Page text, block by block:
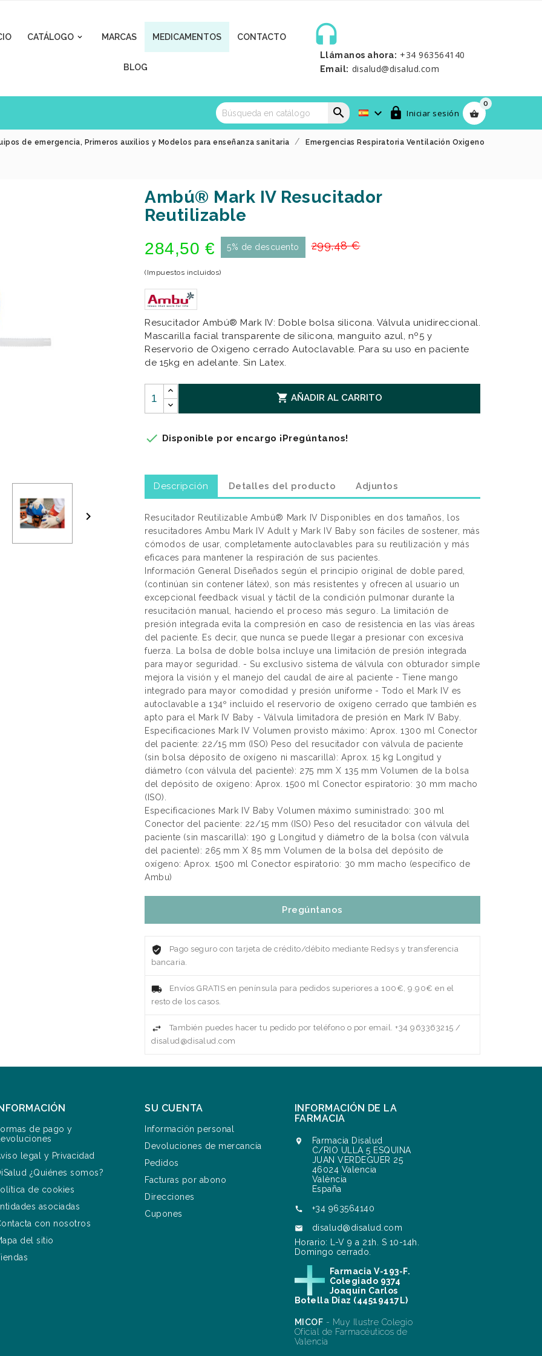

CATÁLOGO MARCAS MEDICAMENTOS CONTACTO
BLOG

Llámanos ahora: +34 963564140
Email: disalud@disalud.com

0
 Iniciar sesión


de emergencia, Primeros auxilios y Modelos para enseñanza sanitaria Emergencias Respiratoria Ventilación Oxigeno

Ambú® Mark IV Resucitador
Reutilizable
284,50 € 5% de descuento 299,48 €
(Impuestos incluidos)
Resucitador Ambú® Mark IV: Doble bolsa silicona. Válvula unidireccional.
Mascarilla facial transparente de silicona, manguito azul, nº5 y
Reservorio de Oxigeno cerrado Autoclavable. Para su uso en paciente
de 15kg en adelante. Sin Latex.
 AÑADIR AL CARRITO
 Disponible por encargo ¡Pregúntanos!
Descripción Detalles del producto Adjuntos
Resucitador Reutilizable Ambú® Mark IV Disponibles en dos tamaños, los
resucitadores Ambu Mark IV Adult y Mark IV Baby son fáciles de sostener, más
cómodos de usar, completamente autoclavables para su reutilización y más
eficaces para mantener la respiración de sus pacientes.
Información General ​Diseñados según el principio original de doble pared,
(continúan sin contener látex), son más resistentes y ofrecen al usuario un
excepcional feedback visual y táctil de la condición pulmonar durante la
resucitación manual, haciendo el proceso más seguro. La limitación de
presión integrada evita la compresión en caso de resistencia en las vías áreas
del paciente. Es decir, que nunca se puede llegar a presionar con excesiva
fuerza. La bolsa de doble bolsa incluye una limitación de presión integrada
para mayor seguridad. - Su exclusivo sistema de válvula con obturador simple
mejora la visión y el manejo del caudal de aire al paciente - Tiene mango
integrado para mayor comodidad y presión uniforme - Todo el Mark IV es
autoclavable a 134º incluido el reservorio de oxígeno cerrado que también es
apto para el Mark IV Baby - Válvula limitadora de presión en Mark IV Baby.
Especificaciones Mark IV Volumen provisto máximo: Aprox. 1300 ml Conector
del paciente: 22/15 mm (ISO) Peso del resucitador con válvula de paciente
(sin bolsa déposito de oxígeno ni mascarilla): Aprox. 15 kg Longitud y
diámetro (con válvula del paciente): 275 mm X 135 mm Volumen de la bolsa
del depósito de oxígeno: Aprox. 1500 ml Conector espiratorio: 30 mm macho
(ISO).
Especificaciones Mark IV Baby Volumen máximo suministrado: 300 ml
Conector del paciente: 22/15 mm (ISO) Peso del resucitador con válvula del
paciente (sin mascarilla): 190 g Longitud y diámetro de la bolsa (con válvula
del paciente): 265 mm X 85 mm Volumen de la bolsa del depósito de
oxígeno: Aprox. 1500 ml Conector espiratorio: 30 mm macho (específico de
Ambu)
Pregúntanos
Pago seguro con tarjeta de crédito/débito mediante Redsys y transferencia
bancaria.
Envíos GRATIS en península para pedidos superiores a 100€, 9.90€ en el
resto de los casos.
También puedes hacer tu pedido por teléfono o por email. +34 963363215 /
disalud@disalud.com
de pago y
legal y Privacidad
¿Quiénes somos?
de cookies
asociadas
con nosotros
del sitio
SU CUENTA
Información personal
Devoluciones de mercancía
Pedidos
Facturas por abono
Direcciones
Cupones
INFORMACIÓN DE LA
FARMACIA

Farmacia Disalud
C/RIO ULLA 5 ESQUINA
JUAN VERDEGUER 25
46024 Valencia
València
España
 +34 963564140

disalud@disalud.com
Horario: L-V 9 a 21h. S 10-14h.
Domingo cerrado.
Farmacia V-193-F.
Colegiado 9374
Joaquín Carlos
Botella Díaz (44519417L)
MICOF - Muy Ilustre Colegio
Oficial de Farmacéuticos de
Valencia